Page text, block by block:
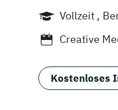
Vollzeit
Creative
Software
Kostenloses